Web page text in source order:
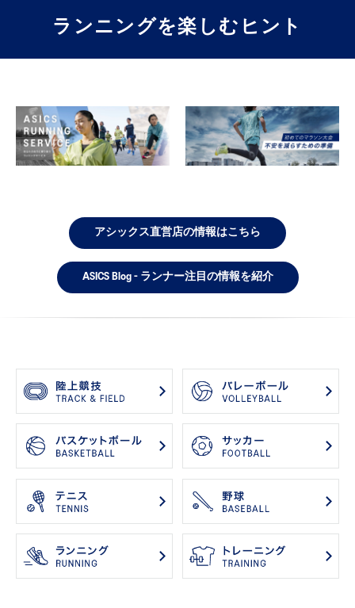
ランニングを楽しむヒント
アシックス直営店の情報はこちら
ASICS Blog - ランナー注目の情報を紹介